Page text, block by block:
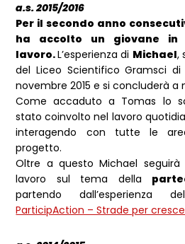
a.s. 2015/2016
Per il secondo anno
ha accolto un giovane in
lavoro.L’esperienza di Michael,
del Liceo Scientifico Gramsci
novembre 2015 e si concluderà a
Come accaduto a Tomas lo
stato coinvolto nel lavoro
interagendo con tutte le
progetto.
Oltre a questo Michael
lavoro sul tema della
partendo dall’esperienza
ParticipAction – Strade per